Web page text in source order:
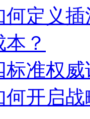
何定义
？
标准权
何开启